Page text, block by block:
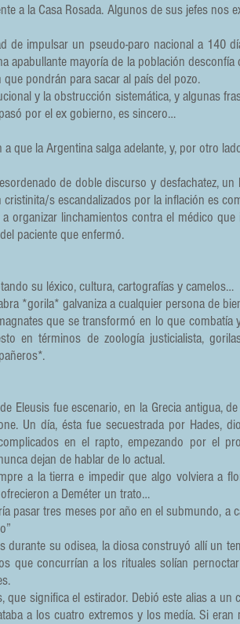
a la Casa Rosada. Algunos de sus jefes nos
de impulsar un pseudo-paro nacional a 140
apabullante mayoría de la población
pondrán para sacar al país del pozo.
y la obstrucción sistemática, y algunas
por el ex gobierno, es sincero…
que la Argentina salga adelante, y, por otro
de doble discurso y desfachatez,
s escandalizados por la inflación es
organizar linchamientos contra el médico
paciente que enfermó.
su léxico, cultura, cartografías y camelos…
*gorila* galvaniza a cualquier persona de
que se transformó en lo que
en términos de zoología justicialista,
Eleusis fue escenario, en la Grecia antigua,
Un día, ésta fue secuestrada por Hades,
en el rapto, empezando por el
dejan de hablar de lo actual.
a la tierra e impedir que algo volviera a
a Deméter un trato…
pasar tres meses por año en el submundo, a
durante su odisea, la diosa construyó allí un
que concurrían a los rituales solían
significa el estirador. Debió este alias a
a los cuatro extremos y los medía. Si